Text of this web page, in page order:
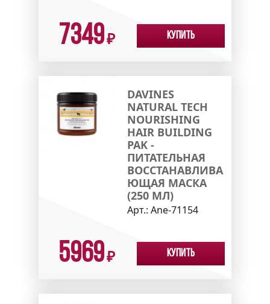
7349₽ Купить
DAVINES
NATURAL TECH
NOURISHING
HAIR BUILDING
PAK -
ПИТАТЕЛЬНАЯ
ВОССТАНАВЛИВА
ЮЩАЯ МАСКА
(250 МЛ)
Арт.: Ane-71154
5969₽ Купить